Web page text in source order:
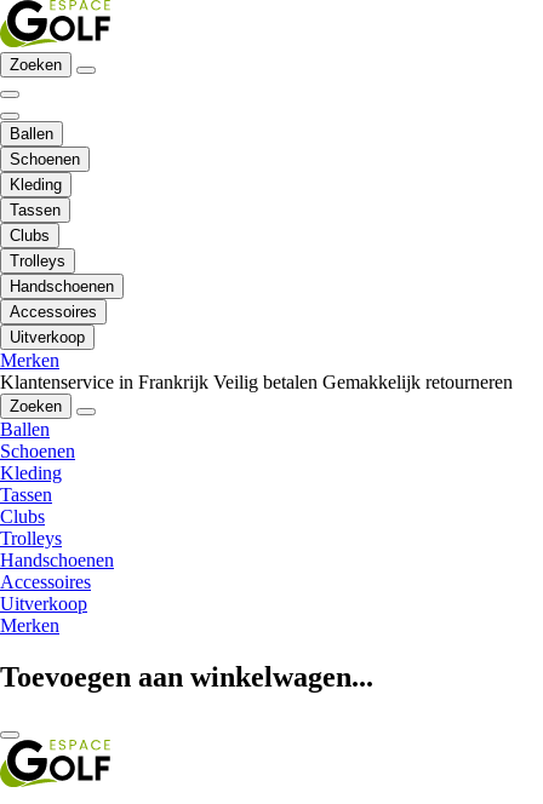
Zoeken
Ballen
Schoenen
Kleding
Tassen
Clubs
Trolleys
Handschoenen
Accessoires
Uitverkoop
Merken
Klantenservice in Frankrijk Veilig betalen Gemakkelijk retourneren
Zoeken
Ballen
Schoenen
Kleding
Tassen
Clubs
Trolleys
Handschoenen
Accessoires
Uitverkoop
Merken
Toevoegen aan winkelwagen...